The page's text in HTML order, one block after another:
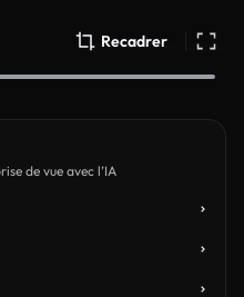
Recadrer
de vue avec l’IA